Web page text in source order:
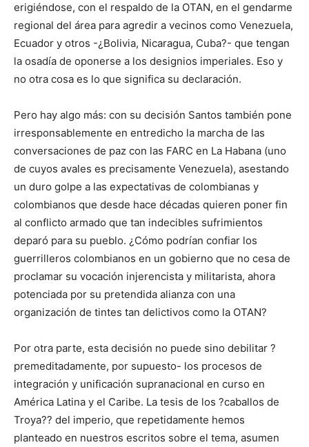
erigiéndose, con el respaldo de la OTAN, en el gendarme
regional del área para agredir a vecinos como Venezuela,
Ecuador y otros -¿Bolivia, Nicaragua, Cuba?- que tengan
la osadía de oponerse a los designios imperiales. Eso y
no otra cosa es lo que significa su declaración.
Pero hay algo más: con su decisión Santos también pone
irresponsablemente en entredicho la marcha de las
conversaciones de paz con las FARC en La Habana (uno
de cuyos avales es precisamente Venezuela), asestando
un duro golpe a las expectativas de colombianas y
colombianos que desde hace décadas quieren poner fin
al conflicto armado que tan indecibles sufrimientos
deparó para su pueblo. ¿Cómo podrían confiar los
guerrilleros colombianos en un gobierno que no cesa de
proclamar su vocación injerencista y militarista, ahora
potenciada por su pretendida alianza con una
organización de tintes tan delictivos como la OTAN?
Por otra parte, esta decisión no puede sino debilitar ?
premeditadamente, por supuesto- los procesos de
integración y unificación supranacional en curso en
América Latina y el Caribe. La tesis de los ?caballos de
Troya?? del imperio, que repetidamente hemos
planteado en nuestros escritos sobre el tema, asumen